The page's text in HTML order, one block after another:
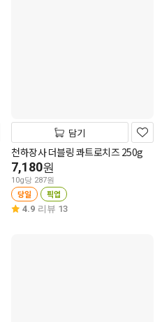
담기
천하장사 더블링 콰트로치즈 250g
7,180원
10g당 287원
당일 픽업
4.9 리뷰 13